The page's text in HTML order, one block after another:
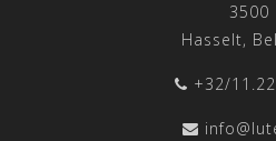
3500
Hasselt,
+32/